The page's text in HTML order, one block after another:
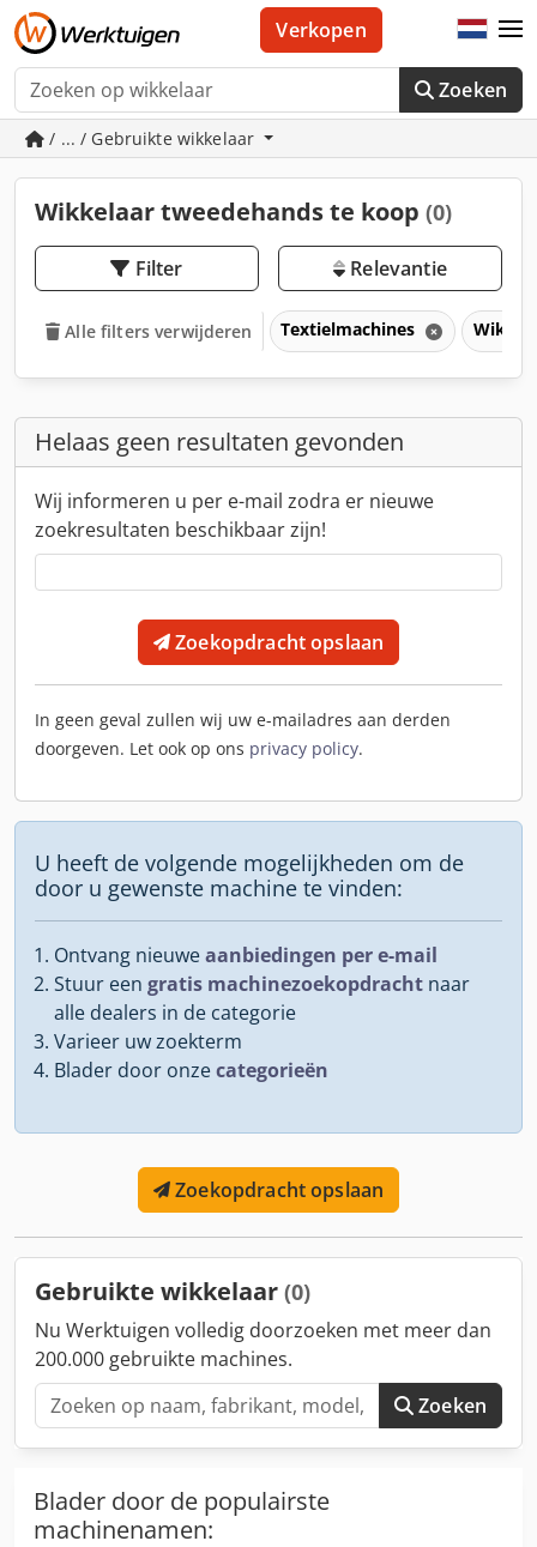
Zoeken
Verkopen
/ ... / Gebruikte wikkelaar
Wikkelaar tweedehands te koop (0)
Filter Relevantie
Alle filters verwijderen Textielmachines
Helaas geen resultaten gevonden
Wij informeren u per e-mail zodra er nieuwe
zoekresultaten beschikbaar zijn!
Zoekopdracht opslaan
In geen geval zullen wij uw e-mailadres aan derden
doorgeven. Let ook op ons privacy policy.
U heeft de volgende mogelijkheden om de
door u gewenste machine te vinden:
Ontvang nieuweaanbiedingen per e-mail
Stuur een gratis machinezoekopdracht naar
alle dealers in de categorie
Varieer uw zoekterm
Blader door onzecategorieën
Zoekopdracht opslaan
Gebruikte wikkelaar (0)
Nu Werktuigen volledig doorzoeken met meer dan
200.000 gebruikte machines.
Zoeken
Blader door de populairste
machinenamen: